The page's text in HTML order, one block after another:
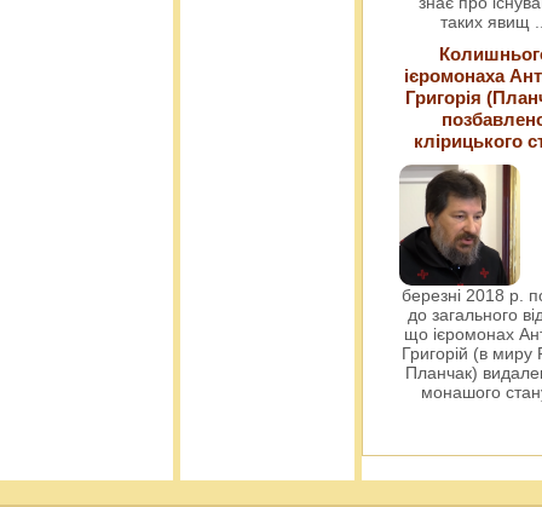
таких явищ
ієромонаха
Григорія
клірицького
березні 2018 р.
до загального
що ієромонах
Григорій (в миру
Планчак)
монашого